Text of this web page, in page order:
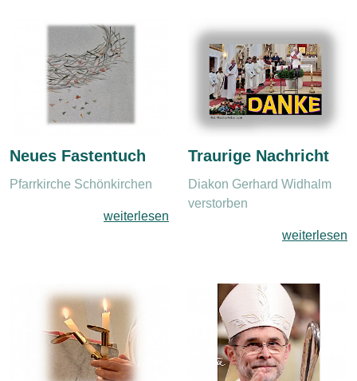
Neues Fastentuch
Pfarrkirche Schönkirchen
weiterlesen
Traurige Nachricht
Diakon Gerhard Widhalm
verstorben
weiterlesen